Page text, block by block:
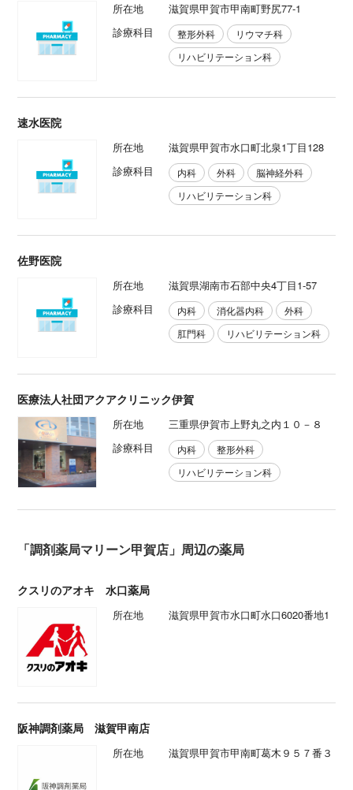
所在地
滋賀県甲賀市甲南町野尻77-1
診療科目
整形外科
リウマチ科
リハビリテーション科
速水医院
所在地
滋賀県甲賀市水口町北泉1丁目128
診療科目
内科 外科
脳神経外科
リハビリテーション科
佐野医院
所在地
滋賀県湖南市石部中央4丁目1-57
診療科目
内科 消化器内科
外科
肛門科
リハビリテーション科
医療法人社団アクアクリニック伊賀
所在地
三重県伊賀市上野丸之内１０－８
診療科目
内科
整形外科
リハビリテーション科
「調剤薬局マリーン甲賀店」周辺の薬局
クスリのアオキ 水口薬局
所在地 滋賀県甲賀市水口町水口6020番地1
阪神調剤薬局 滋賀甲南店
所在地 滋賀県甲賀市甲南町葛木９５７番３